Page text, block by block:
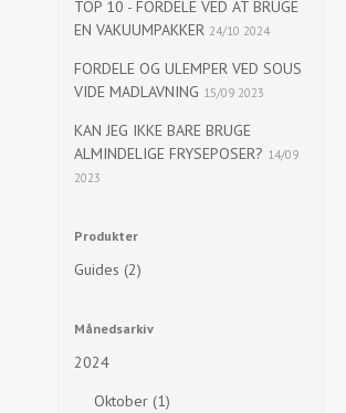
TOP 10 - FORDELE VED AT BRUGE
EN VAKUUMPAKKER 24/10 2024
FORDELE OG ULEMPER VED SOUS
VIDE MADLAVNING 15/09 2023
KAN JEG IKKE BARE BRUGE
ALMINDELIGE FRYSEPOSER? 14/09
2023
Produkter
Guides (2)
Månedsarkiv
2024
Oktober (1)